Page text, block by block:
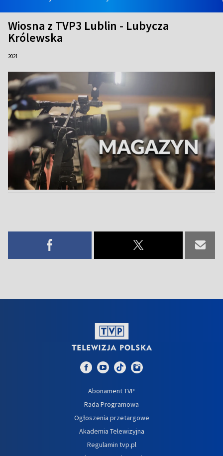
Wiosna z TVP3 Lublin - Lubycza
Królewska
2021
Abonament TVP
Rada Programowa
Ogłoszenia przetargowe
Akademia Telewizyjna
Regulamin tvp.pl